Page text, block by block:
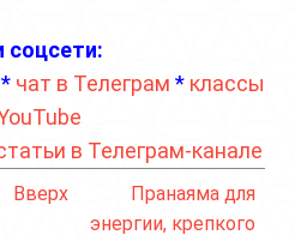
соцсети:
* чат в Телеграм * классы
в Телеграм-канале
Вверх
Пранаяма для
энергии, крепкого